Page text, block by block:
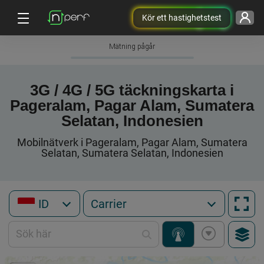
Kör ett hastighetstest
Mätning pågår
3G / 4G / 5G täckningskarta i
Pageralam, Pagar Alam, Sumatera
Selatan, Indonesien
Mobilnätverk i Pageralam, Pagar Alam, Sumatera
Selatan, Sumatera Selatan, Indonesien
ID